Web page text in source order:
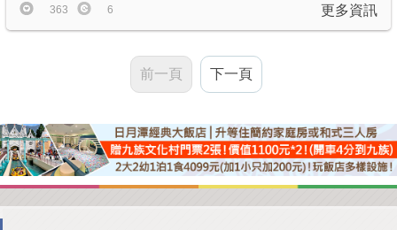
更多資訊
363 6
前一頁 下一頁